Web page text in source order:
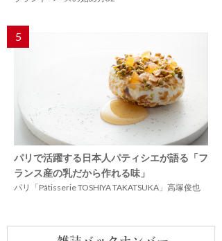
5
パリで活躍する日本人パティシエが語る「フ
ランス産の乳だから作れる味」
パリ「Pâtisserie TOSHIYA TAKATSUKA」高塚俊也